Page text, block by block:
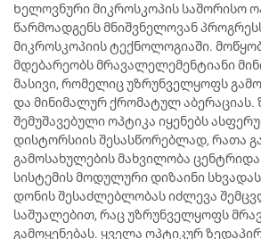
Ხელოვნური მიკროსკოპის საშორისო
წარმოადგენს მნიშვნელოვან
მიკროსკოპიის ტექნოლოგიაში.
მდებარეობს მრავალელემენტიანი
მასივი, რომელიც უზრუნველყოფს
და მინიმალურ ქრომატულ აბერაციას.
შემუშავებული ოპტიკა იყენებს
დისტორსიის შესასწორებლად, რათა
გამოსახულების მახვილობა
სისტემის მოდულური დიზაინი
დონის შესაძლებლობას იძლევა
საშუალებით, რაც უზრუნველყოფს
გამოყენებას. ყველა ოპტიკურ